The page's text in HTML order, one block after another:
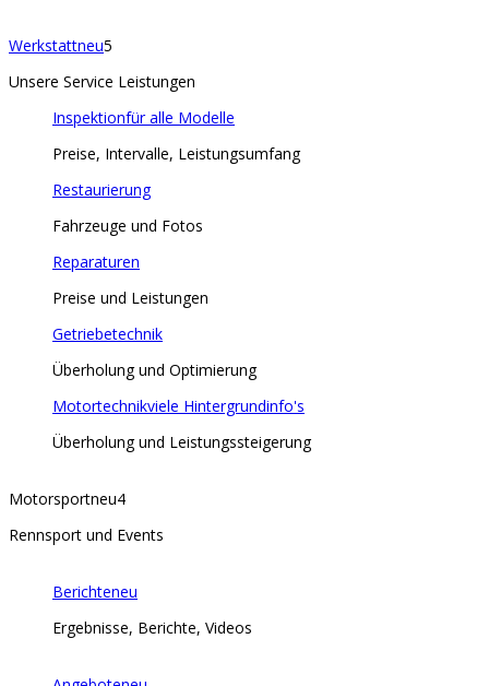
Werkstattneu5
Unsere Service Leistungen
Inspektionfür alle Modelle
Preise, Intervalle, Leistungsumfang
Restaurierung
Fahrzeuge und Fotos
Reparaturen
Preise und Leistungen
Getriebetechnik
Überholung und Optimierung
Motortechnikviele Hintergrundinfo's
Überholung und Leistungssteigerung
Motorsportneu4
Rennsport und Events
Berichteneu
Ergebnisse, Berichte, Videos